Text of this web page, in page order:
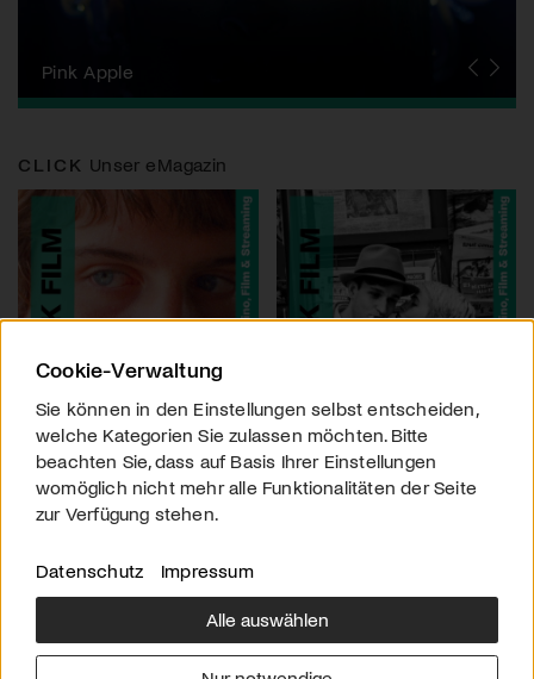
Zurich Film Festival
Pink Apple
Locarno Film Festival
Human Rights Film Festival Zurich
Yesh! Neues aus der jüdischen Filmwelt
Neuchâtel International Fantastic Film Festival
Visions du Réel
Berlinale
Solothurner Filmtage
Geneva International Film Festival
CLICK Unser eMagazin
Über uns
Downloads
Impressum
Cookie-Verwaltung
Sie können in den Einstellungen selbst entscheiden,
welche Kategorien Sie zulassen möchten. Bitte
beachten Sie, dass auf Basis Ihrer Einstellungen
womöglich nicht mehr alle Funktionalitäten der Seite
zur Verfügung stehen.
Datenschutz Impressum
Alle auswählen